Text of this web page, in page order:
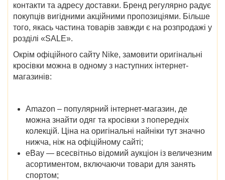
контакти та адресу доставки. Бренд регулярно радує
покупців вигідними акційними пропозиціями. Більше
того, якась частина товарів завжди є на розпродажі у
розділі «SALE».
Окрім офіційного сайту Nike, замовити оригінальні
кросівки можна в одному з наступних інтернет-
магазинів:
Amazon – популярний інтернет-магазин, де
можна знайти одяг та кросівки з попередніх
колекцій. Ціна на оригінальні найніки тут значно
нижча, ніж на офіційному сайті;
eBay — всесвітньо відомий аукціон із величезним
асортиментом, включаючи товари для занять
спортом;